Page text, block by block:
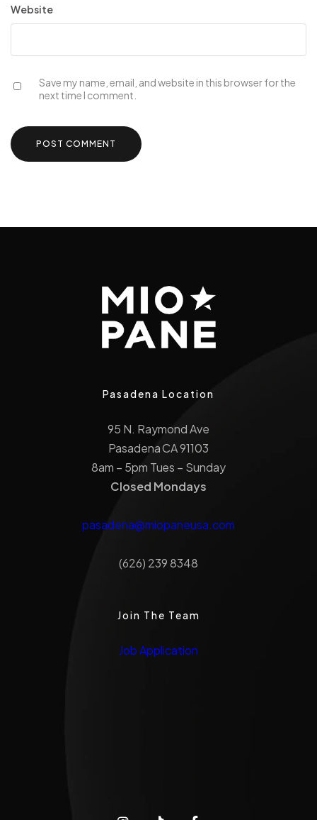
Website
Save my name, email, and website in this browser for the
next time I comment.
Pasadena Location
95 N. Raymond Ave
Pasadena CA 91103
8am – 5pm Tues – Sunday
Closed Mondays
pasadena@miopaneusa.com
(626) 239 8348
Join The Team
Job Application